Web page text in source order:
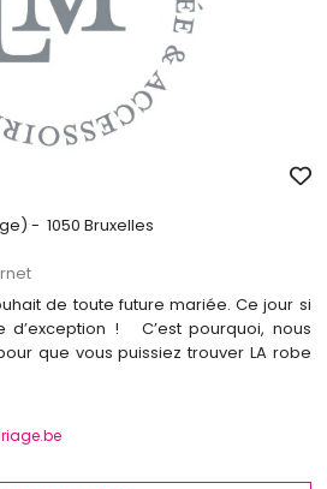
- 1050 Bruxelles
de toute future mariée. Ce jour si
d’exception ! C’est pourquoi, nous
que vous puissiez trouver LA robe